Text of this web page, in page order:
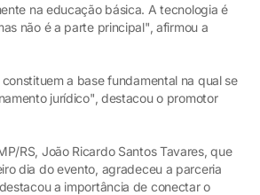
na educação básica. A tecnologia é
não é a parte principal", afirmou a
a base fundamental na qual se
jurídico", destacou o promotor
RS, João Ricardo Santos Tavares, que
dia do evento, agradeceu a parceria
a importância de conectar o